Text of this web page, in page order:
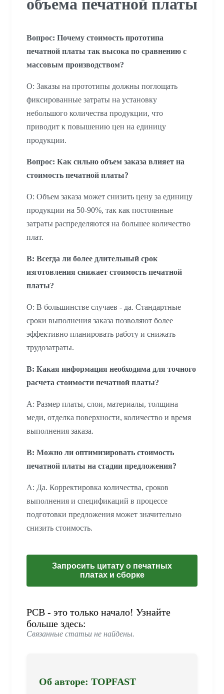
объема печатной платы
Вопрос: Почему стоимость прототипа
печатной платы так высока по сравнению с
массовым производством?
О: Заказы на прототипы должны поглощать
фиксированные затраты на установку
небольшого количества продукции, что
приводит к повышению цен на единицу
продукции.
Вопрос: Как сильно объем заказа влияет на
стоимость печатной платы?
О: Объем заказа может снизить цену за единицу
продукции на 50-90%, так как постоянные
затраты распределяются на большее количество
плат.
В: Всегда ли более длительный срок
изготовления снижает стоимость печатной
платы?
О: В большинстве случаев - да. Стандартные
сроки выполнения заказа позволяют более
эффективно планировать работу и снижать
трудозатраты.
В: Какая информация необходима для точного
расчета стоимости печатной платы?
A: Размер платы, слои, материалы, толщина
меди, отделка поверхности, количество и время
выполнения заказа.
В: Можно ли оптимизировать стоимость
печатной платы на стадии предложения?
A: Да. Корректировка количества, сроков
выполнения и спецификаций в процессе
подготовки предложения может значительно
снизить стоимость.
Запросить цитату о печатных
платах и сборке
PCB - это только начало! Узнайте
больше здесь:
Связанные статьи не найдены.
Об авторе: TOPFAST